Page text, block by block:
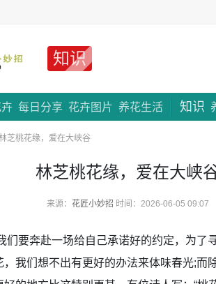
知识
每日分享 花卉图片 养花生活 知识
芝桃花缘，爱在大峡谷
林芝桃花缘，爱在大峡
来源： 花匠小妙招 时间：2026-06-05 09:07
要奔赴一场给自己承诺好的约定，为了
我们想不出有更好的办法来体味春光;而